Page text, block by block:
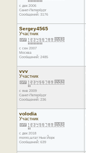
с дек 2006
Санкт-Петербург
Сообщений: 3176
Sergey4565
Участник
с сен 2007
Москва
Сообщений: 2485
vvv
Участник
с янв 2009
Санкт-Петербург
Сообщений: 236
volodia
Участник
с дек 2018
monro,штат Нью Йорк
Сообщений: 639